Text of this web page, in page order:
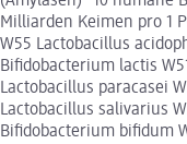
Milliarden Keimen pro 1
W55 Lactobacillus
Bifidobacterium lactis
Lactobacillus paracasei
Lactobacillus salivarius
Bifidobacterium bifidum